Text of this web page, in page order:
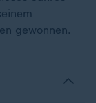
gewonnen.